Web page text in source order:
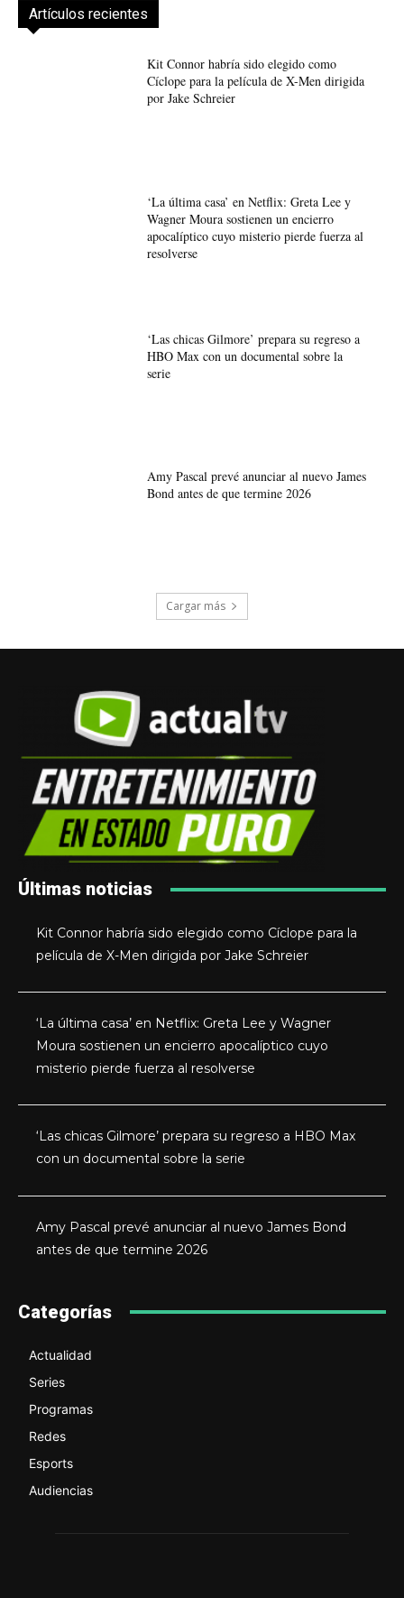
Artículos recientes
Kit Connor habría sido elegido como
Cíclope para la película de X-Men dirigida
por Jake Schreier
‘La última casa’ en Netflix: Greta Lee y
Wagner Moura sostienen un encierro
apocalíptico cuyo misterio pierde fuerza al
resolverse
‘Las chicas Gilmore’ prepara su regreso a
HBO Max con un documental sobre la
serie
Amy Pascal prevé anunciar al nuevo James
Bond antes de que termine 2026
Cargar más
Últimas noticias
Kit Connor habría sido elegido como Cíclope para la
película de X-Men dirigida por Jake Schreier
‘La última casa’ en Netflix: Greta Lee y Wagner
Moura sostienen un encierro apocalíptico cuyo
misterio pierde fuerza al resolverse
‘Las chicas Gilmore’ prepara su regreso a HBO Max
con un documental sobre la serie
Amy Pascal prevé anunciar al nuevo James Bond
antes de que termine 2026
Categorías
Actualidad
Series
Programas
Redes
Esports
Audiencias